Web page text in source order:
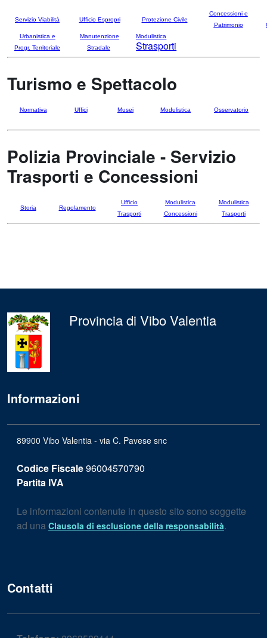
Servizio Viabilità Ufficio Espropri Protezione Civile
Concessioni e
Patrimonio
Urbanistica e
Progr. Territoriale
Manutenzione
Stradale
Modulistica
Strasporti
Turismo e Spettacolo
Normativa Uffici Musei Modulistica Osservatorio
Polizia Provinciale - Servizio
Trasporti e Concessioni
Storia Regolamento
Ufficio
Trasporti
Modulistica
Concessioni
Modulistica
Trasporti
Provincia di Vibo Valentia
Informazioni
89900 Vibo Valentia - via C. Pavese snc
Codice Fiscale96004570790
Partita IVA
Le informazioni contenute in questo sito sono soggette
ad una Clausola di esclusione della responsabilità.
Contatti